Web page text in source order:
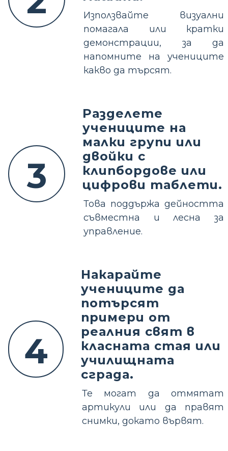
Използвайте визуални
помагала или кратки
демонстрации, за да
напомните на учениците
какво да търсят.
3
Разделете
учениците на
малки групи или
двойки с
клипбордове или
цифрови таблети.
Това поддържа дейността
съвместна и лесна за
управление.
4
Накарайте
учениците да
потърсят
примери от
реалния свят в
класната стая или
училищната
сграда.
Те могат да отмятат
артикули или да правят
снимки, докато вървят.